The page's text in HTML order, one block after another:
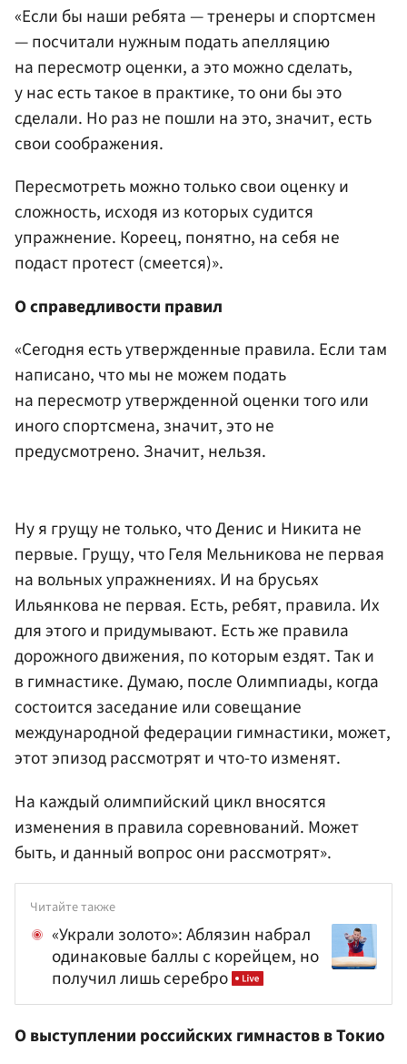
«Если бы наши ребята — тренеры и спортсмен
— посчитали нужным подать апелляцию
на пересмотр оценки, а это можно сделать,
у нас есть такое в практике, то они бы это
сделали. Но раз не пошли на это, значит, есть
свои соображения.
Пересмотреть можно только свои оценку и
сложность, исходя из которых судится
упражнение. Кореец, понятно, на себя не
подаст протест (смеется)».
О справедливости правил
«Сегодня есть утвержденные правила. Если там
написано, что мы не можем подать
на пересмотр утвержденной оценки того или
иного спортсмена, значит, это не
предусмотрено. Значит, нельзя.
Ну я грущу не только, что Денис и Никита не
первые. Грущу, что Геля Мельникова не первая
на вольных упражнениях. И на брусьях
Ильянкова не первая. Есть, ребят, правила. Их
для этого и придумывают. Есть же правила
дорожного движения, по которым ездят. Так и
в гимнастике. Думаю, после Олимпиады, когда
состоится заседание или совещание
международной федерации гимнастики, может,
этот эпизод рассмотрят и что-то изменят.
На каждый олимпийский цикл вносятся
изменения в правила соревнований. Может
быть, и данный вопрос они рассмотрят».
Читайте также
«Украли золото»: Аблязин набрал
одинаковые баллы с корейцем, но
получил лишь серебро
О выступлении российских гимнастов в Токио